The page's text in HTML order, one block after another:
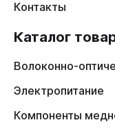
Контакты
Каталог
Волоконно-
Электропитание
Компоненты